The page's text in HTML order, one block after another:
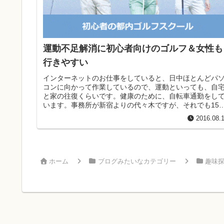
運動不足解消に初心者向けのゴルフ＆女性も
行きやすい
インターネットのお仕事をしていると、日中ほとんどパソ
コンに向かって作業しているので、運動といっても、自
と家の往復くらいです。健康のために、自転車通勤をして
います。事務所が新宿よりの代々木ですが、それでも15分
ホーム ブログみたいなカテゴリー 趣味